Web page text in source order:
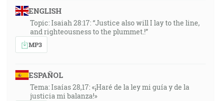
ENGLISH
Topic: Isaiah 28:17: “Justice also will I lay to the line,
and righteousness to the plummet.!”
MP3
ESPAÑOL
Tema: Isaías 28,17: «¡Haré de la ley mi guía y de la
justicia mi balanza!»